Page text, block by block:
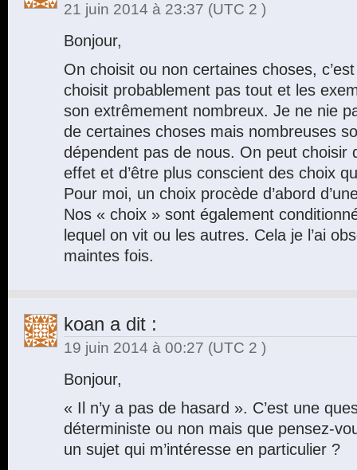
21 juin 2014 à 23:37 (UTC 2 )
Bonjour,
On choisit ou non certaines choses,
choisit probablement pas tout et les
son extrêmement nombreux. Je ne nie
de certaines choses mais nombreuses
dépendent pas de nous. On peut choisir
effet et d’être plus conscient des choix
Pour moi, un choix procède d’abord
Nos « choix » sont également
lequel on vit ou les autres. Cela je l’ai
maintes fois.
koan a dit :
19 juin 2014 à 00:27 (UTC 2 )
Bonjour,
« Il n’y a pas de hasard ». C’est une
déterministe ou non mais que pensez-
un sujet qui m’intéresse en particulier ?